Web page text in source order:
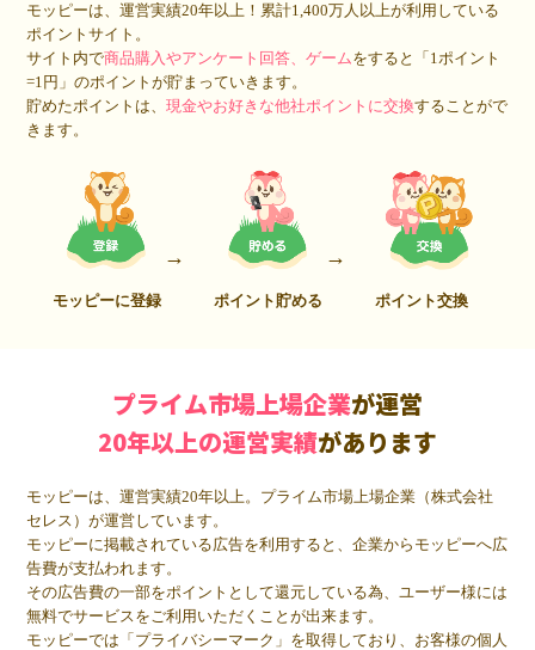
モッピーは、運営実績20年以上！累計1,400万人 以上が利用している
ポイントサイト。
サイト内で商品購入やアンケート回答、ゲームをすると「1ポイント
=1円」のポイントが貯まっていきます。
貯めたポイントは、現金やお好きな他社ポイントに交換することがで
きます。
モッピーに登録 ポイント貯める ポイント交換
プライム市場上場企業が運営
20年以上の運営実績があります
モッピーは、運営実績20年以上。プライム市場上場企業（株式会社
セレス）が運営しています。
モッピーに掲載されている広告を利用すると、企業からモッピーへ広
告費が支払われます。
その広告費の一部をポイントとして還元している為、ユーザー様には
無料でサービスをご利用いただくことが出来ます。
モッピーでは「プライバシーマーク」を取得しており、お客様の個人